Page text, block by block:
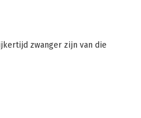
zwanger zijn van die